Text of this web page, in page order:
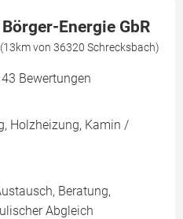
Energie GbR
von 36320 Schrecksbach)
Bewertungen
Holzheizung, Kamin /
Beratung,
Abgleich